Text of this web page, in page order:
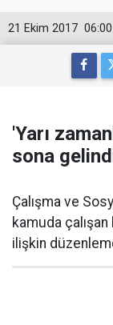
06:00
21 Ekim 2017
'Yarı
sona
Çalışma ve
kamuda çalışan
ilişkin